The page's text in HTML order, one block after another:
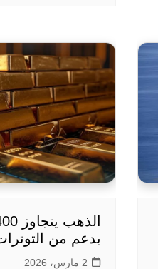
بدعم من
2 مارس، 2026